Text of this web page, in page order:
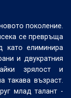
поколение.
се превръща
като елиминира
и двукратния
зрялост и
такава възраст.
млад талант -